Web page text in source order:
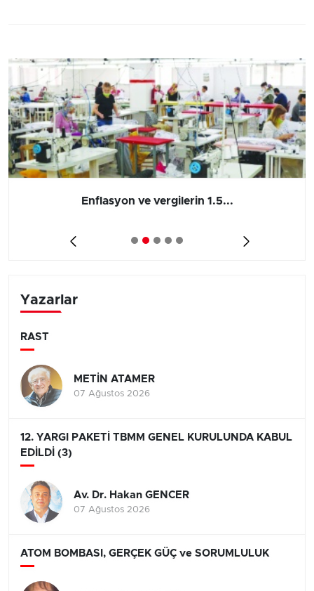
Enflasyon ve vergilerin 1.5...
Yazarlar
RAST
METİN ATAMER
07 Ağustos 2026
12. YARGI PAKETİ TBMM GENEL KURULUNDA KABUL
EDİLDİ (3)
Av. Dr. Hakan GENCER
07 Ağustos 2026
ATOM BOMBASI, GERÇEK GÜÇ ve SORUMLULUK